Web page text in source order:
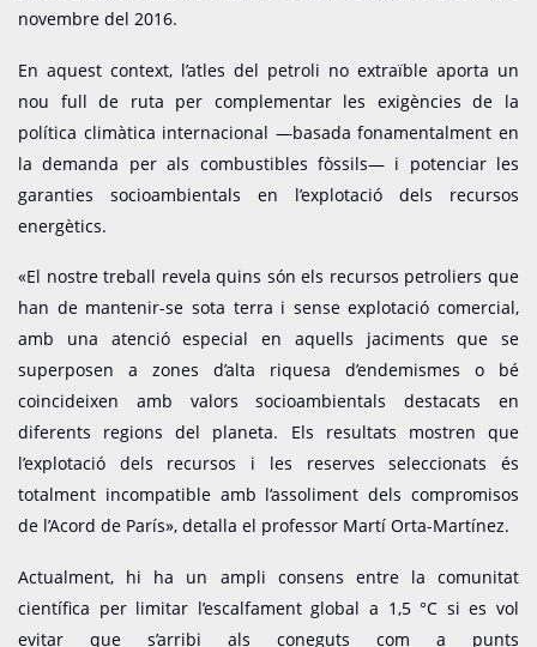
novembre del 2016.
En aquest context, l’atles del petroli no extraïble aporta un
nou full de ruta per complementar les exigències de la
política climàtica internacional —basada fonamentalment en
la demanda per als combustibles fòssils— i potenciar les
garanties socioambientals en l’explotació dels recursos
energètics.
«El nostre treball revela quins són els recursos petroliers que
han de mantenir-se sota terra i sense explotació comercial,
amb una atenció especial en aquells jaciments que se
superposen a zones d’alta riquesa d’endemismes o bé
coincideixen amb valors socioambientals destacats en
diferents regions del planeta. Els resultats mostren que
l’explotació dels recursos i les reserves seleccionats és
totalment incompatible amb l’assoliment dels compromisos
de l’Acord de París», detalla el professor Martí Orta-Martínez.
Actualment, hi ha un ampli consens entre la comunitat
científica per limitar l’escalfament global a 1,5 °C si es vol
evitar que s’arribi als coneguts com a punts